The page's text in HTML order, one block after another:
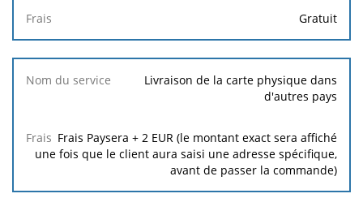
Gratuit
Livraison de la carte physique dans
d'autres pays
Frais Paysera + 2 EUR (le montant exact sera affiché
une fois que le client aura saisi une adresse spécifique,
avant de passer la commande)